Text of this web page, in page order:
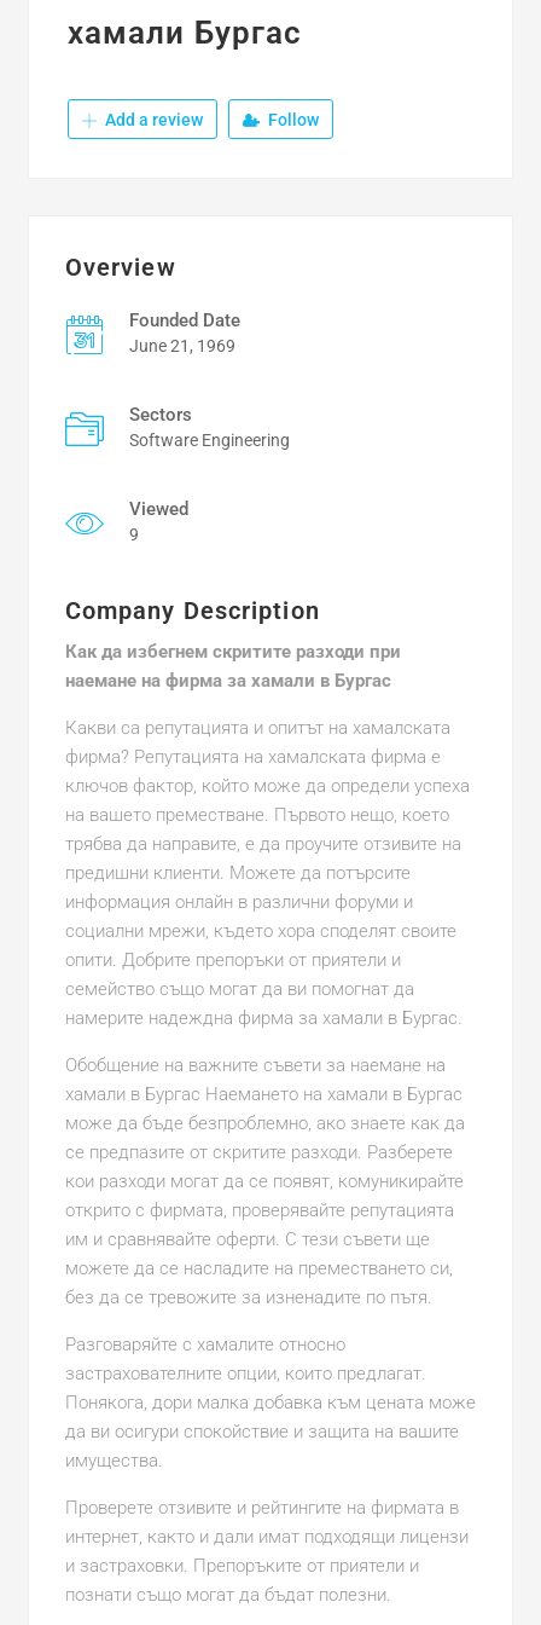
хамали Бургас
Add a review Follow
Overview
Founded Date
June 21, 1969
Sectors
Software Engineering
Viewed
9
Company Description
Как да избегнем скритите разходи при
наемане на фирма за хамали в Бургас
Какви са репутацията и опитът на хамалската
фирма? Репутацията на хамалската фирма е
ключов фактор, който може да определи успеха
на вашето преместване. Първото нещо, което
трябва да направите, е да проучите отзивите на
предишни клиенти. Можете да потърсите
информация онлайн в различни форуми и
социални мрежи, където хора споделят своите
опити. Добрите препоръки от приятели и
семейство също могат да ви помогнат да
намерите надеждна фирма за хамали в Бургас.
Обобщение на важните съвети за наемане на
хамали в Бургас Наемането на хамали в Бургас
може да бъде безпроблемно, ако знаете как да
се предпазите от скритите разходи. Разберете
кои разходи могат да се появят, комуникирайте
открито с фирмата, проверявайте репутацията
им и сравнявайте оферти. С тези съвети ще
можете да се насладите на преместването си,
без да се тревожите за изненадите по пътя.
Разговаряйте с хамалите относно
застрахователните опции, които предлагат.
Понякога, дори малка добавка към цената може
да ви осигури спокойствие и защита на вашите
имущества.
Проверете отзивите и рейтингите на фирмата в
интернет, както и дали имат подходящи лицензи
и застраховки. Препоръките от приятели и
познати също могат да бъдат полезни.